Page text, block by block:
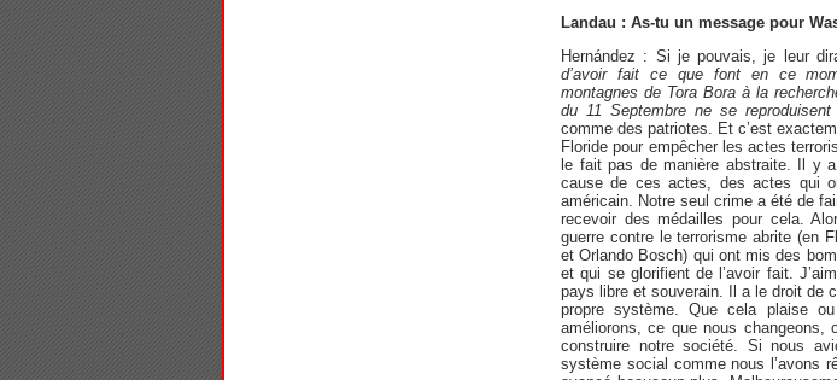
Landau : As-tu un message pour
Hernández : Si je pouvais, je leur
d’avoir fait ce que font en ce
montagnes de Tora Bora à la
du 11 Septembre ne se reproduisent
comme des patriotes. Et c’est
Floride pour empêcher les actes
le fait pas de manière abstraite. Il y
cause de ces actes, des actes qui
américain. Notre seul crime a été de
recevoir des médailles pour cela.
guerre contre le terrorisme abrite (en
et Orlando Bosch) qui ont mis des
et qui se glorifient de l’avoir fait.
pays libre et souverain. Il a le droit de
propre système. Que cela plaise
améliorons, ce que nous changeons,
construire notre société. Si nous
système social comme nous l’avons